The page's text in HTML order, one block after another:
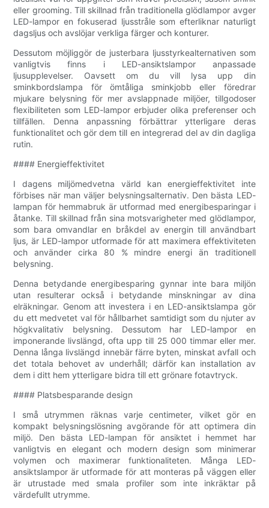
eller grooming. Till skillnad från traditionella glödlampor avger
LED-lampor en fokuserad ljusstråle som efterliknar naturligt
dagsljus och avslöjar verkliga färger och konturer.
Dessutom möjliggör de justerbara ljusstyrkealternativen som
vanligtvis finns i LED-ansiktslampor anpassade
ljusupplevelser. Oavsett om du vill lysa upp din
sminkbordslampa för ömtåliga sminkjobb eller föredrar
mjukare belysning för mer avslappnade miljöer, tillgodoser
flexibiliteten som LED-lampor erbjuder olika preferenser och
tillfällen. Denna anpassning förbättrar ytterligare deras
funktionalitet och gör dem till en integrerad del av din dagliga
rutin.
#### Energieffektivitet
I dagens miljömedvetna värld kan energieffektivitet inte
förbises när man väljer belysningsalternativ. Den bästa LED-
lampan för hemmabruk är utformad med energibesparingar i
åtanke. Till skillnad från sina motsvarigheter med glödlampor,
som bara omvandlar en bråkdel av energin till användbart
ljus, är LED-lampor utformade för att maximera effektiviteten
och använder cirka 80 % mindre energi än traditionell
belysning.
Denna betydande energibesparing gynnar inte bara miljön
utan resulterar också i betydande minskningar av dina
elräkningar. Genom att investera i en LED-ansiktslampa gör
du ett medvetet val för hållbarhet samtidigt som du njuter av
högkvalitativ belysning. Dessutom har LED-lampor en
imponerande livslängd, ofta upp till 25 000 timmar eller mer.
Denna långa livslängd innebär färre byten, minskat avfall och
det totala behovet av underhåll; därför kan installation av
dem i ditt hem ytterligare bidra till ett grönare fotavtryck.
#### Platsbesparande design
I små utrymmen räknas varje centimeter, vilket gör en
kompakt belysningslösning avgörande för att optimera din
miljö. Den bästa LED-lampan för ansiktet i hemmet har
vanligtvis en elegant och modern design som minimerar
volymen och maximerar funktionaliteten. Många LED-
ansiktslampor är utformade för att monteras på väggen eller
är utrustade med smala profiler som inte inkräktar på
värdefullt utrymme.